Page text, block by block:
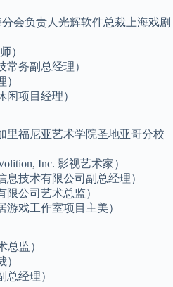
会负责人光辉软件总裁上海戏剧
）
务副总经理）
项目经理）
里福尼亚艺术学院圣地亚哥分校
Inc. 影视艺术家）
技术有限公司副总经理）
公司艺术总监）
戏工作室项目主美）
总监）
经理）